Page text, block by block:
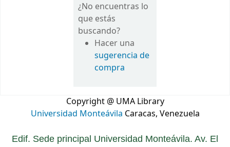
¿No encuentras lo
que estás
buscando?
Hacer una
sugerencia de
compra
Copyright @ UMA Library
Universidad Monteávila Caracas, Venezuela
Edif. Sede principal Universidad Monteávila. Av. El